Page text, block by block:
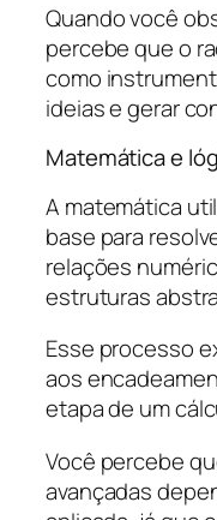
Quando você
percebe que o
como
ideias e gerar
Matemática e
A matemática
base para
relações
estruturas
Esse processo
aos
etapa de um
Você percebe
avançadas